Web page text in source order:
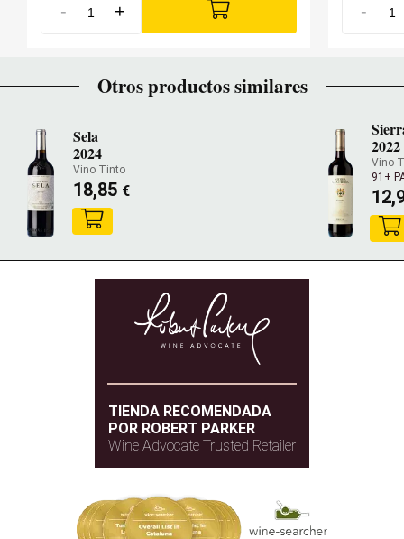
- + -
Otros productos similares
Sela
2024
Vino Tinto
18,85 €
2022
Vino
91+
TIENDA RECOMENDADA
POR ROBERT PARKER
Wine Advocate Trusted Retailer